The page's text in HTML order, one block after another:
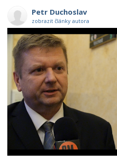
Petr Duchoslav
zobrazit články autora